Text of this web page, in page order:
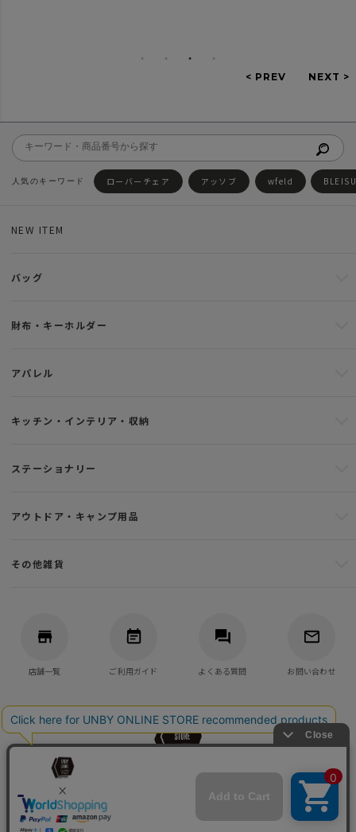
ローバーチェア アッソブ wfeld
NEW ITEM
バッグ
財布・キーホルダー
アパレル
キッチン・インテリア・収納
ステーショナリー
アウトドア・キャンプ用品
その他雑貨
店舗一覧 ご利用ガイド よくある質問 お問い合わせ
UNBY GENERAL GOODS STORE